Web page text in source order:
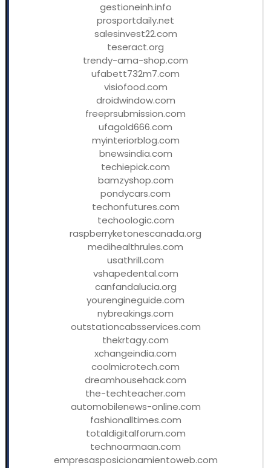
gestioneinh.info
prosportdaily.net
salesinvest22.com
teseract.org
trendy-ama-shop.com
ufabett732m7.com
visiofood.com
droidwindow.com
freeprsubmission.com
ufagold666.com
myinteriorblog.com
bnewsindia.com
techiepick.com
bamzyshop.com
pondycars.com
techonfutures.com
techoologic.com
raspberryketonescanada.org
medihealthrules.com
usathrill.com
vshapedental.com
canfandalucia.org
yourengineguide.com
nybreakings.com
outstationcabsservices.com
thekrtagy.com
xchangeindia.com
coolmicrotech.com
dreamhousehack.com
the-techteacher.com
automobilenews-online.com
fashionalltimes.com
totaldigitalforum.com
technoarmaan.com
empresasposicionamientoweb.com